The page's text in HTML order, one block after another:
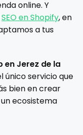
online. Y
SEO en Shopify, en
a tus
en Jerez de la
único servicio que
bien en crear
ecosistema